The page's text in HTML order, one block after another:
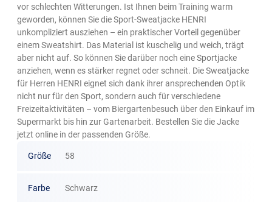
vor schlechten Witterungen. Ist Ihnen beim Training warm
geworden, können Sie die Sport-Sweatjacke HENRI
unkompliziert ausziehen – ein praktischer Vorteil gegenüber
einem Sweatshirt. Das Material ist kuschelig und weich, trägt
aber nicht auf. So können Sie darüber noch eine Sportjacke
anziehen, wenn es stärker regnet oder schneit. Die Sweatjacke
für Herren HENRI eignet sich dank ihrer ansprechenden Optik
nicht nur für den Sport, sondern auch für verschiedene
Freizeitaktivitäten – vom Biergartenbesuch über den Einkauf im
Supermarkt bis hin zur Gartenarbeit. Bestellen Sie die Jacke
jetzt online in der passenden Größe.
Größe 58
Farbe Schwarz